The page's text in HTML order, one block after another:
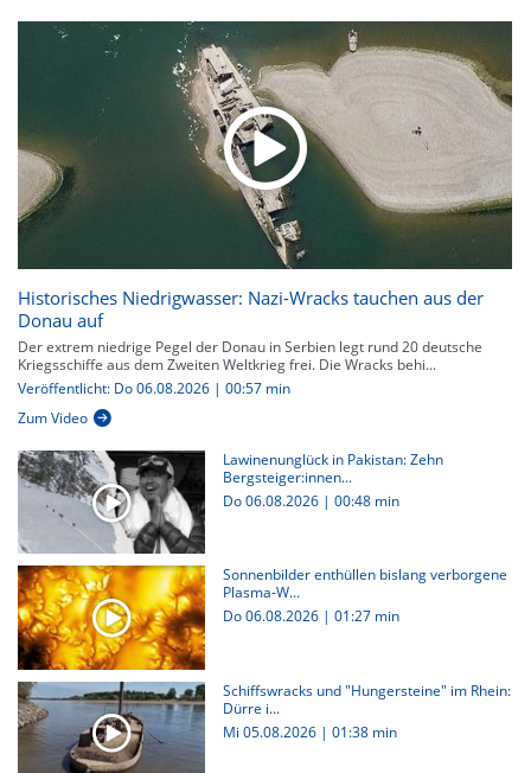
Historisches Niedrigwasser: Nazi-Wracks tauchen aus der
Donau auf
Der extrem niedrige Pegel der Donau in Serbien legt rund 20 deutsche
Kriegsschiffe aus dem Zweiten Weltkrieg frei. Die Wracks behi...
Veröffentlicht: Do 06.08.2026 | 00:57 min
Zum Video
Lawinenunglück in Pakistan: Zehn
Bergsteiger:innen...
Do 06.08.2026 | 00:48 min
Sonnenbilder enthüllen bislang verborgene
Plasma-W...
Do 06.08.2026 | 01:27 min
Schiffswracks und "Hungersteine" im Rhein:
Dürre i...
Mi 05.08.2026 | 01:38 min